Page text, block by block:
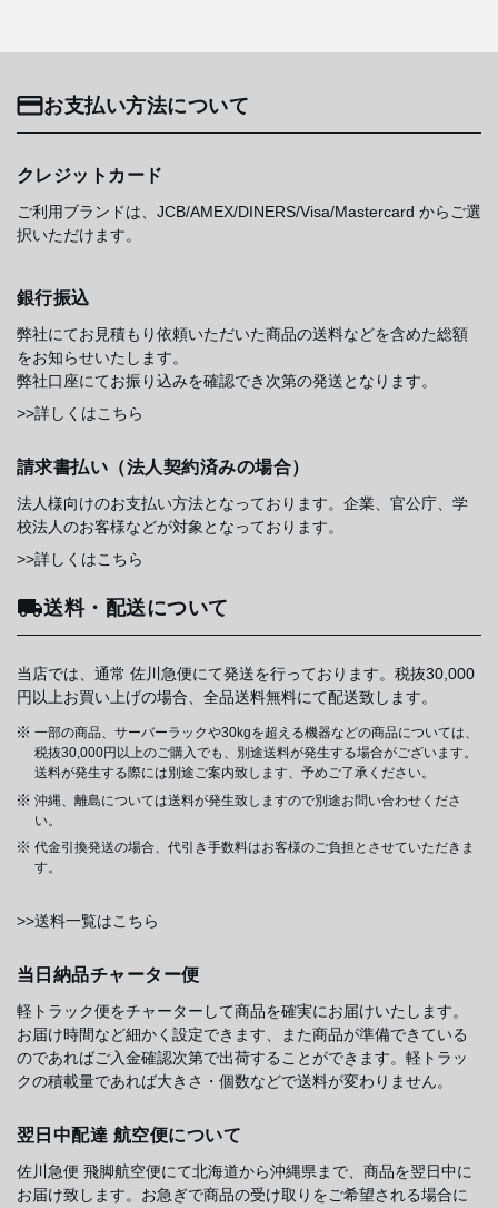
お支払い方法について
クレジットカード
ご利用ブランドは、JCB/AMEX/DINERS/Visa/Mastercard からご選
択いただけます。
銀行振込
弊社にてお見積もり依頼いただいた商品の送料などを含めた総額
をお知らせいたします。
弊社口座にてお振り込みを確認でき次第の発送となります。
>>詳しくはこちら
請求書払い（法人契約済みの場合）
法人様向けのお支払い方法となっております。企業、官公庁、学
校法人のお客様などが対象となっております。
>>詳しくはこちら
送料・配送について
当店では、通常 佐川急便にて発送を行っております。税抜30,000
円以上お買い上げの場合、全品送料無料にて配送致します。
一部の商品、サーバーラックや30kgを超える機器などの商品については、
税抜30,000円以上のご購入でも、別途送料が発生する場合がございます。
送料が発生する際には別途ご案内致します、予めご了承ください。
沖縄、離島については送料が発生致しますので別途お問い合わせくださ
い。
代金引換発送の場合、代引き手数料はお客様のご負担とさせていただきま
す。
>>送料一覧はこちら
当日納品チャーター便
軽トラック便をチャーターして商品を確実にお届けいたします。
お届け時間など細かく設定できます、また商品が準備できている
のであればご入金確認次第で出荷することができます。軽トラッ
クの積載量であれば大きさ・個数などで送料が変わりません。
翌日中配達 航空便について
佐川急便 飛脚航空便にて北海道から沖縄県まで、商品を翌日中に
お届け致します。お急ぎで商品の受け取りをご希望される場合に